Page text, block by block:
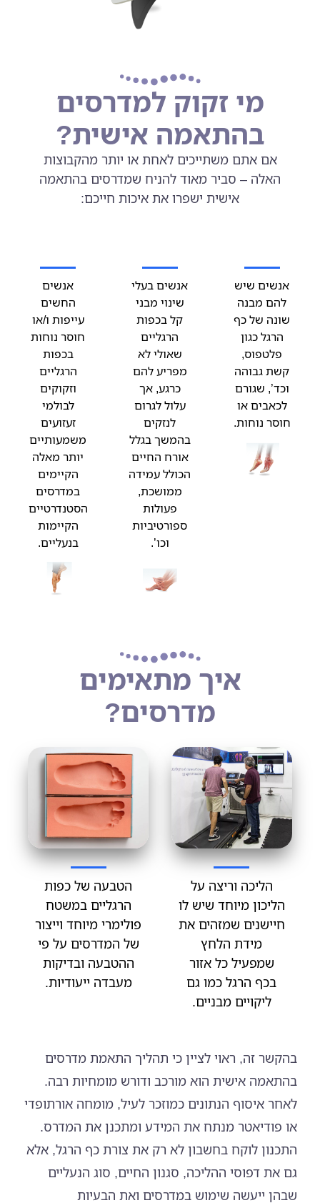
מי זקוק למדרסים
בהתאמה אישית?
אם אתם משתייכים לאחת או יותר מהקבוצות
האלה – סביר מאוד להניח שמדרסים בהתאמה
אישית ישפרו את איכות חייכם:
אנשים שיש
להם מבנה
שונה של כף
הרגל כגון
פלטפוס,
קשת גבוהה
וכד’, שגורם
לכאבים או
חוסר נוחות.
אנשים בעלי
שינוי מבני
קל בכפות
הרגליים
שאולי לא
מפריע להם
כרגע, אך
עלול לגרום
לנזקים
בהמשך בגלל
אורח החיים
הכולל עמידה
ממושכת,
פעולות
ספורטיביות
וכו’.
אנשים
החשים
עייפות ו/או
חוסר נוחות
בכפות
הרגליים
וזקוקים
לבולמי
זעזועים
משמעותיים
יותר מאלה
הקיימים
במדרסים
הסטנדרטיים
הקיימות
בנעליים.
איך מתאימים
מדרסים?
הליכה וריצה על
הליכון מיוחד שיש לו
חיישנים שמזהים את
מידת הלחץ
שמפעיל כל אזור
בכף הרגל כמו גם
ליקויים מבניים.
הטבעה של כפות
הרגליים במשטח
פולימרי מיוחד וייצור
של המדרסים על פי
ההטבעה ובדיקות
מעבדה ייעודיות.
בהקשר זה, ראוי לציין כי תהליך התאמת מדרסים
בהתאמה אישית הוא מורכב ודורש מומחיות רבה.
לאחר איסוף הנתונים כמוזכר לעיל, מומחה אורתופדי
או פודיאטר מנתח את המידע ומתכנן את המדרס.
התכנון לוקח בחשבון לא רק את צורת כף הרגל, אלא
גם את דפוסי ההליכה, סגנון החיים, סוג הנעליים
שבהן ייעשה שימוש במדרסים ואת הבעיות